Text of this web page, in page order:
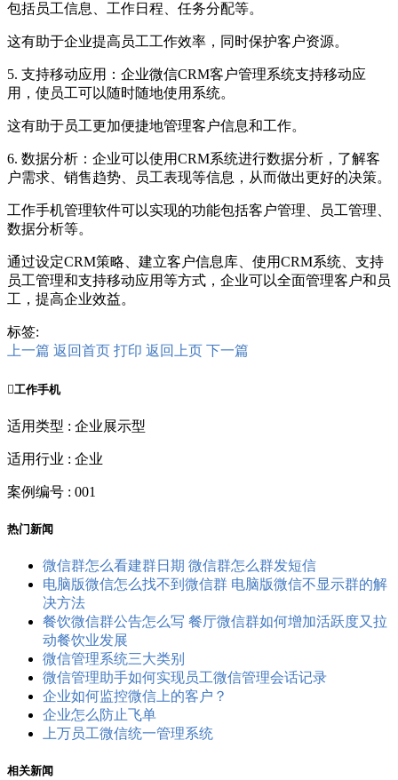
包括员工信息、工作日程、任务分配等。
这有助于企业提高员工工作效率，同时保护客户资源。
5. 支持移动应用：企业微信CRM客户管理系统支持移动应
用，使员工可以随时随地使用系统。
这有助于员工更加便捷地管理客户信息和工作。
6. 数据分析：企业可以使用CRM系统进行数据分析，了解客
户需求、销售趋势、员工表现等信息，从而做出更好的决策。
工作手机管理软件可以实现的功能包括客户管理、员工管理、
数据分析等。
通过设定CRM策略、建立客户信息库、使用CRM系统、支持
员工管理和支持移动应用等方式，企业可以全面管理客户和员
工，提高企业效益。
标签:
上一篇 返回首页 打印 返回上页 下一篇
工作手机
适用类型 : 企业展示型
适用行业 : 企业
案例编号 : 001
热门新闻
微信群怎么看建群日期 微信群怎么群发短信
电脑版微信怎么找不到微信群 电脑版微信不显示群的解
决方法
餐饮微信群公告怎么写 餐厅微信群如何增加活跃度又拉
动餐饮业发展
微信管理系统三大类别
微信管理助手如何实现员工微信管理会话记录
企业如何监控微信上的客户？
企业怎么防止飞单
上万员工微信统一管理系统
相关新闻